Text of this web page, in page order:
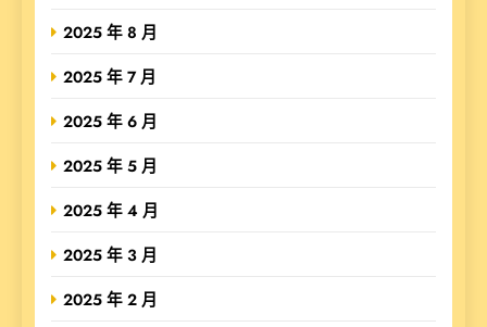
2025 年 8 月
2025 年 7 月
2025 年 6 月
2025 年 5 月
2025 年 4 月
2025 年 3 月
2025 年 2 月